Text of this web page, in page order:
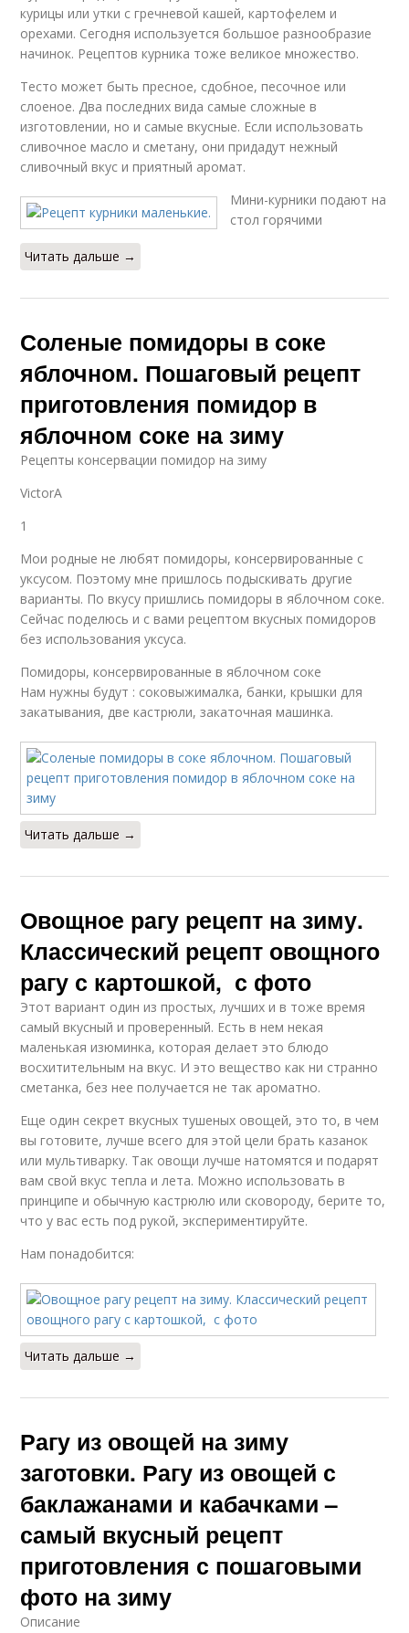
курицы или утки с гречневой кашей, картофелем и
орехами. Сегодня используется большое разнообразие
начинок. Рецептов курника тоже великое множество.
Тесто может быть пресное, сдобное, песочное или
слоеное. Два последних вида самые сложные в
изготовлении, но и самые вкусные. Если использовать
сливочное масло и сметану, они придадут нежный
сливочный вкус и приятный аромат.
Мини-курники подают на
стол горячими
Читать дальше →
Соленые помидоры в соке
яблочном. Пошаговый рецепт
приготовления помидор в
яблочном соке на зиму
Pецепты консервации помидор на зиму
VictorA
1
Мои родные не любят помидоры, консервированные с
уксусом. Поэтому мне пришлось подыскивать другие
варианты. По вкусу пришлись помидоры в яблочном соке.
Сейчас поделюсь и с вами рецептом вкусных помидоров
без использования уксуса.
Помидоры, консервированные в яблочном соке
Нам нужны будут : соковыжималка, банки, крышки для
закатывания, две кастрюли, закаточная машинка.
Читать дальше →
Овощное рагу рецепт на зиму.
Классический рецепт овощного
рагу с картошкой, с фото
Этот вариант один из простых, лучших и в тоже время
самый вкусный и проверенный. Есть в нем некая
маленькая изюминка, которая делает это блюдо
восхитительным на вкус. И это вещество как ни странно
сметанка, без нее получается не так ароматно.
Еще один секрет вкусных тушеных овощей, это то, в чем
вы готовите, лучше всего для этой цели брать казанок
или мультиварку. Так овощи лучше натомятся и подарят
вам свой вкус тепла и лета. Можно использовать в
принципе и обычную кастрюлю или сковороду, берите то,
что у вас есть под рукой, экспериментируйте.
Нам понадобится:
Читать дальше →
Рагу из овощей на зиму
заготовки. Рагу из овощей с
баклажанами и кабачками –
самый вкусный рецепт
приготовления с пошаговыми
фото на зиму
Описание